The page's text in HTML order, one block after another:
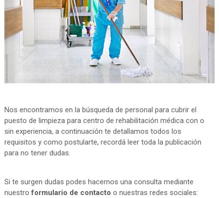
Nos encontramos en la búsqueda de personal para cubrir el
puesto de limpieza para centro de rehabilitación médica con o
sin experiencia, a continuación te detallamos todos los
requisitos y como postularte, recordá leer toda la publicación
para no tener dudas.
Si te surgen dudas podes hacernos una consulta mediante
nuestroformulario de contacto o nuestras redes sociales: